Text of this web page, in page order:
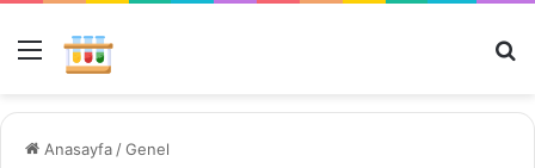
Menü
Anasayfa /Genel